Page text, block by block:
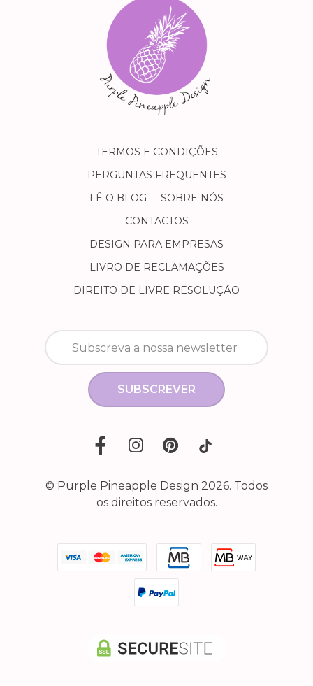
TERMOS E CONDIÇÕES
PERGUNTAS FREQUENTES
LÊ O BLOG
SOBRE NÓS
CONTACTOS
DESIGN PARA EMPRESAS
LIVRO DE RECLAMAÇÕES
DIREITO DE LIVRE RESOLUÇÃO
SUBSCREVER
© Purple Pineapple Design 2026. Todos
os direitos reservados.